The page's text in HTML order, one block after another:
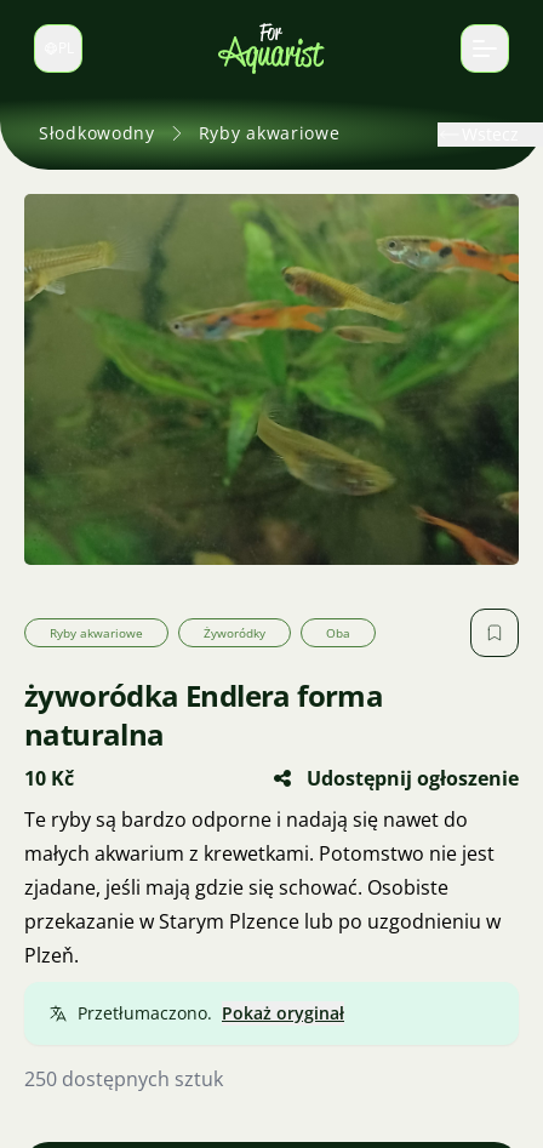
Zmień język
Słodkowodny Ryby akwariowe
Ryby akwariowe Żyworódky Oba
żyworódka Endlera forma
naturalna
10 Kč
Udostępnij ogłoszenie
Te ryby są bardzo odporne i nadają się nawet do
małych akwarium z krewetkami. Potomstwo nie jest
zjadane, jeśli mają gdzie się schować. Osobiste
przekazanie w Starym Plzence lub po uzgodnieniu w
Plzeň.
Przetłumaczono. Pokaż oryginał
250 dostępnych sztuk